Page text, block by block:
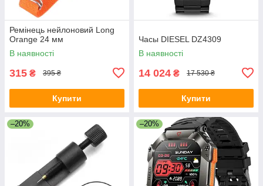
Ремінець нейлоновий Long
Orange 24 мм
В наявності
315 ₴ 395 ₴
Купити
Часы DIESEL DZ4309
В наявності
14 024 ₴ 17 530 ₴
Купити
–20% –20%